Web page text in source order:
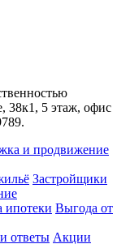
38к1, 5 этаж, офис
и продвижение
Застройщики
ипотеки Выгода от
ответы Акции